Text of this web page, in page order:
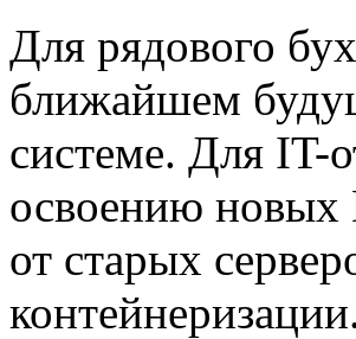
Для рядового
ближайшем
системе. Для IT-
освоению новых
от старых